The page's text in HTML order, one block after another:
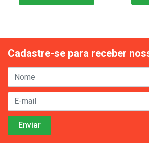
Cadastre-se para receber